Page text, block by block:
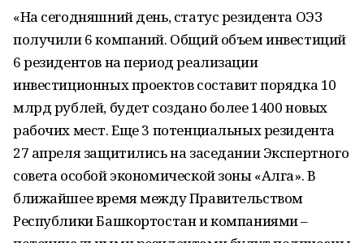
«На сегодняшний день, статус резидента ОЭЗ
получили 6 компаний. Общий объем инвестиций
6 резидентов на период реализации
инвестиционных проектов составит порядка 10
млрд рублей, будет создано более 1400 новых
рабочих мест. Еще 3 потенциальных резидента
27 апреля защитились на заседании Экспертного
совета особой экономической зоны «Алга». В
ближайшее время между Правительством
Республики Башкортостан и компаниями –